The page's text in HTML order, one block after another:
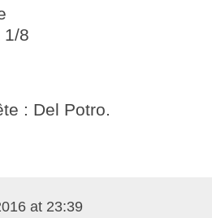
1/8
: Del Potro.
at 23:39